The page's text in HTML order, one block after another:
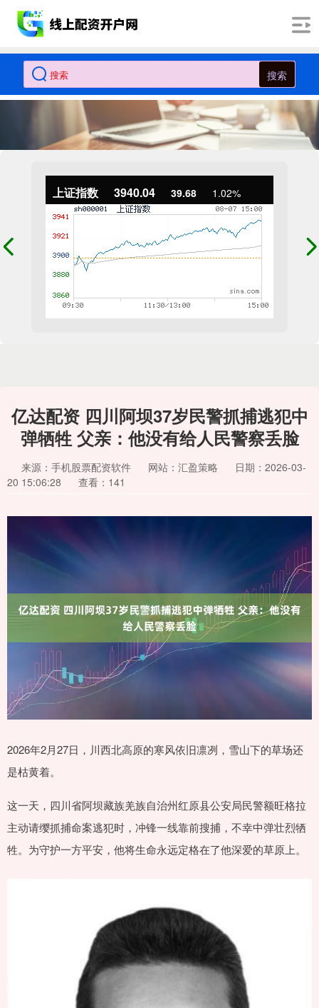
搜索
上证指数 3940.04 39.68 1.02%
亿达配资 四川阿坝37岁民警抓捕逃犯中
弹牺牲 父亲：他没有给人民警察丢脸
来源：手机股票配资软件 网站：汇盈策略
日期：2026-03-
20 15:06:28
查看：141
2026年2月27日，川西北高原的寒风依旧凛冽，雪山下的草场还
是枯黄着。
这一天，四川省阿坝藏族羌族自治州红原县公安局民警额旺格拉
主动请缨抓捕命案逃犯时，冲锋一线靠前搜捕，不幸中弹壮烈牺
牲。为守护一方平安，他将生命永远定格在了他深爱的草原上。